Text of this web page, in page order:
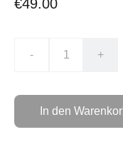
€49.00
- +
In den